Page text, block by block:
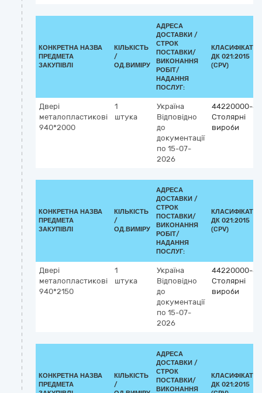
КОНКРЕТНА НАЗВА
ПРЕДМЕТА
ЗАКУПІВЛІ
КІЛЬКІСТЬ
/
ОД.ВИМІРУ
АДРЕСА
ДОСТАВКИ /
СТРОК
ПОСТАВКИ/
ВИКОНАННЯ
РОБІТ/
НАДАННЯ
ПОСЛУГ:
КЛАСИФІКАТОР
ДК 021:2015
(CPV)
Двері
металопластикові
940*2000
1
штука
Україна
Відповідно
до
документації
по 15-07-
2026
44220000-8
Столярні
вироби
КОНКРЕТНА НАЗВА
ПРЕДМЕТА
ЗАКУПІВЛІ
КІЛЬКІСТЬ
/
ОД.ВИМІРУ
АДРЕСА
ДОСТАВКИ /
СТРОК
ПОСТАВКИ/
ВИКОНАННЯ
РОБІТ/
НАДАННЯ
ПОСЛУГ:
КЛАСИФІКАТОР
ДК 021:2015
(CPV)
Двері
металопластикові
940*2150
1
штука
Україна
Відповідно
до
документації
по 15-07-
2026
44220000-8
Столярні
вироби
КОНКРЕТНА НАЗВА
ПРЕДМЕТА
КІЛЬКІСТЬ
/
АДРЕСА
ДОСТАВКИ /
СТРОК
ПОСТАВКИ/
ВИКОНАННЯ
КЛАСИФІКАТОР
ДК 021:2015